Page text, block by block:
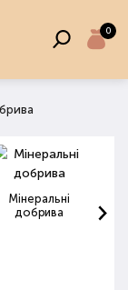
0
Мінеральні
добрива